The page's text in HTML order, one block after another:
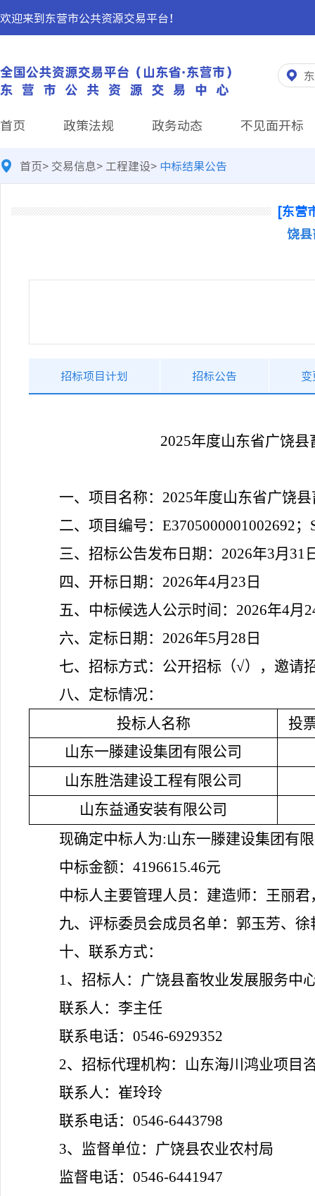
欢迎来到东营市公共资源交易平台！
首页 政策法规 政务动态 不见面开标
首页> 交易信息> 工程建设> 中标结果公告
[东营
饶
招标项目计划 招标公告
2025年度山东省广饶
一、项目名称： 2025年度山东省广饶
二、项目编号： E3705000001002692
三、招标公告发布日期： 2026年3月 31
四、开标日期： 2026年4月 23 日
五、中标候选人公示时间： 2026年4月
六、定标日期： 2026年5月 28 日
七、招标方式： 公开招标（√），邀请
八、定标情况：
投标人名称
投
山东一滕建设集团有限公司
山东胜浩建设工程有限公司
山东益通安装有限公司
现确定中标人为:山东一滕建设集团有
中标金额： 4196615.46元
中标人主要管理人员：建造师： 王丽君
九、 评标委员会成员名单： 郭玉芳、
十、联系方式：
1、招标人：广饶县畜牧业发展服务中
联系人： 李主任
联系电话： 0546-6929352
2、招标代理机构：山东海川鸿业项目
联系人：崔玲玲
联系电话： 0546-6443798
3、监督单位： 广饶县农业农村局
监督电话： 0546-6441947